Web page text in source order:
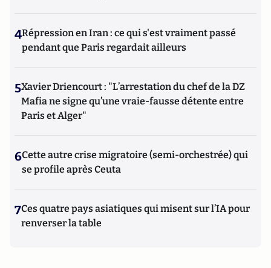
4Répression en Iran : ce qui s'est vraiment passé
pendant que Paris regardait ailleurs
5Xavier Driencourt : "L’arrestation du chef de la DZ
Mafia ne signe qu’une vraie-fausse détente entre
Paris et Alger"
6Cette autre crise migratoire (semi-orchestrée) qui
se profile après Ceuta
7Ces quatre pays asiatiques qui misent sur l’IA pour
renverser la table